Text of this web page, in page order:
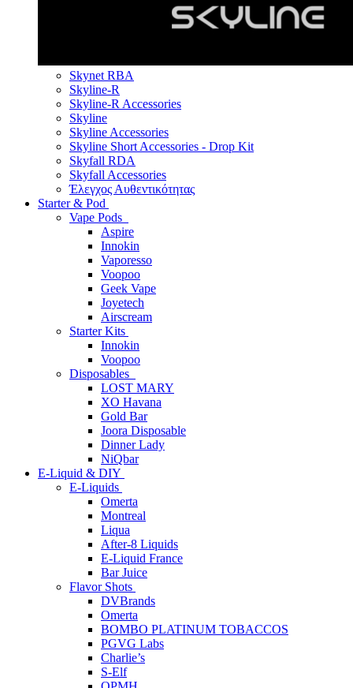
Skynet RBA
Skyline-R
Skyline-R Accessories
Skyline
Skyline Accessories
Skyline Short Accessories - Drop Kit
Skyfall RDA
Skyfall Accessories
Έλεγχος Αυθεντικότητας
Starter & Pod
Vape Pods
Aspire
Innokin
Vaporesso
Voopoo
Geek Vape
Joyetech
Airscream
Starter Kits
Innokin
Voopoo
Disposables
LOST MARY
XO Havana
Gold Bar
Joora Disposable
Dinner Lady
NiQbar
E-Liquid & DIY
E-Liquids
Omerta
Montreal
Liqua
After-8 Liquids
E-Liquid France
Bar Juice
Flavor Shots
DVBrands
Omerta
BOMBO PLATINUM TOBACCOS
PGVG Labs
Charlie’s
S-Elf